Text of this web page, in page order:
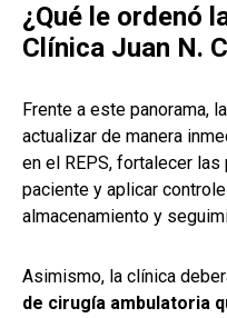
¿Qué le ordenó
Clínica Juan N.
Frente a este panorama,
actualizar de manera
en el REPS, fortalecer
paciente y aplicar
almacenamiento y
Asimismo, la clínica
de cirugía ambulatoria